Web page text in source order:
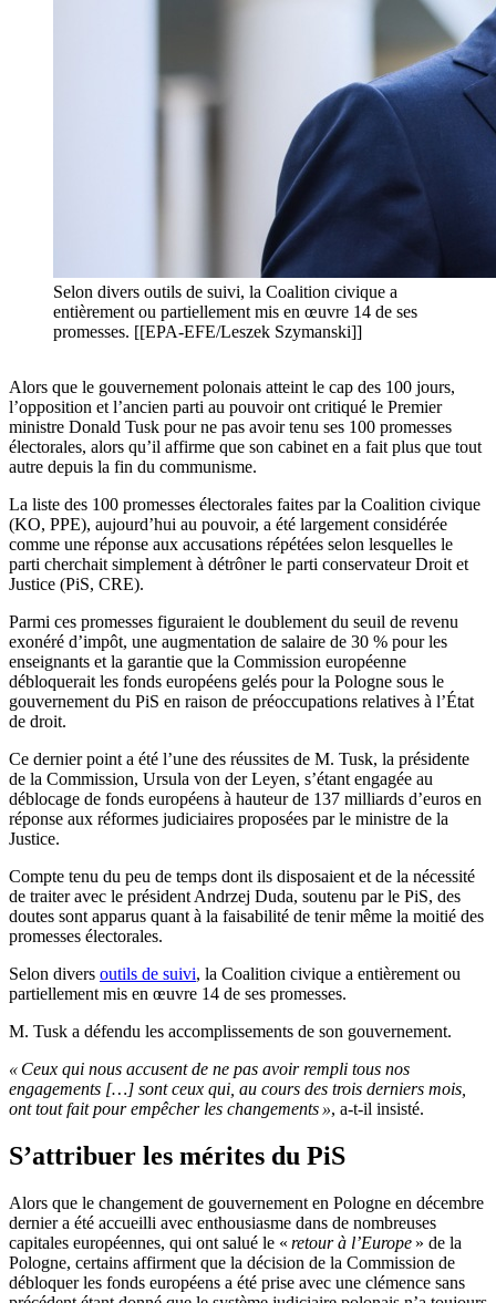
Selon divers outils de suivi, la Coalition civique a
entièrement ou partiellement mis en œuvre 14 de ses
promesses. [[EPA-EFE/Leszek Szymanski]]
Alors que le gouvernement polonais atteint le cap des 100 jours,
l’opposition et l’ancien parti au pouvoir ont critiqué le Premier
ministre Donald Tusk pour ne pas avoir tenu ses 100 promesses
électorales, alors qu’il affirme que son cabinet en a fait plus que tout
autre depuis la fin du communisme.
La liste des 100 promesses électorales faites par la Coalition civique
(KO, PPE), aujourd’hui au pouvoir, a été largement considérée
comme une réponse aux accusations répétées selon lesquelles le
parti cherchait simplement à détrôner le parti conservateur Droit et
Justice (PiS, CRE).
Parmi ces promesses figuraient le doublement du seuil de revenu
exonéré d’impôt, une augmentation de salaire de 30 % pour les
enseignants et la garantie que la Commission européenne
débloquerait les fonds européens gelés pour la Pologne sous le
gouvernement du PiS en raison de préoccupations relatives à l’État
de droit.
Ce dernier point a été l’une des réussites de M. Tusk, la présidente
de la Commission, Ursula von der Leyen, s’étant engagée au
déblocage de fonds européens à hauteur de 137 milliards d’euros en
réponse aux réformes judiciaires proposées par le ministre de la
Justice.
Compte tenu du peu de temps dont ils disposaient et de la nécessité
de traiter avec le président Andrzej Duda, soutenu par le PiS, des
doutes sont apparus quant à la faisabilité de tenir même la moitié des
promesses électorales.
Selon divers outils de suivi, la Coalition civique a entièrement ou
partiellement mis en œuvre 14 de ses promesses.
M. Tusk a défendu les accomplissements de son gouvernement.
« Ceux qui nous accusent de ne pas avoir rempli tous nos
engagements […] sont ceux qui, au cours des trois derniers mois,
ont tout fait pour empêcher les changements », a-t-il insisté.
S’attribuer les mérites du PiS
Alors que le changement de gouvernement en Pologne en décembre
dernier a été accueilli avec enthousiasme dans de nombreuses
capitales européennes, qui ont salué le « retour à l’Europe » de la
Pologne, certains affirment que la décision de la Commission de
débloquer les fonds européens a été prise avec une clémence sans